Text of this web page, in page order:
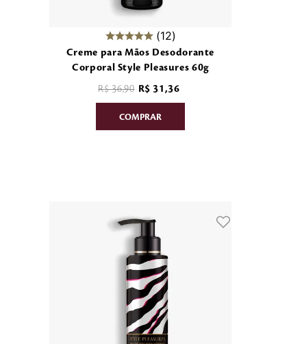
12
Creme para Mãos Desodorante
Corporal Style Pleasures 60g
R$ 36,90 R$ 31,36